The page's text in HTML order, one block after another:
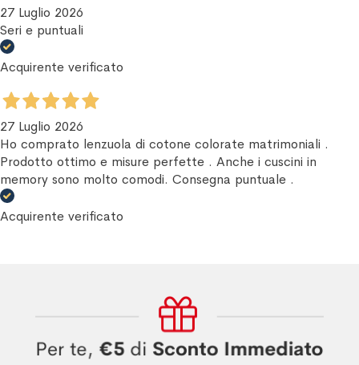
27 Luglio 2026
Seri e puntuali
Acquirente verificato
27 Luglio 2026
Ho comprato lenzuola di cotone colorate matrimoniali .
Prodotto ottimo e misure perfette . Anche i cuscini in
memory sono molto comodi. Consegna puntuale .
Acquirente verificato